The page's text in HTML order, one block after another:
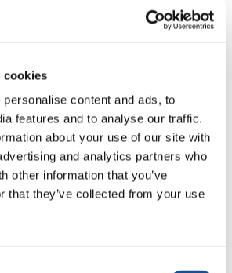
cookies
content and ads, to
features and to analyse our traffic.
about your use of our site with
and analytics partners who
other information that you’ve
that they’ve collected from your use
20 años y se
un aniversario “Glocal”
9 10 11 12 ...